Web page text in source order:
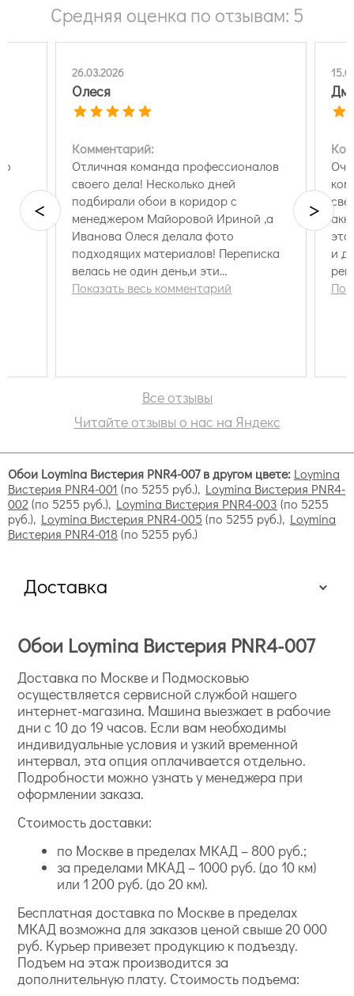
Средняя оценка по отзывам: 5
26.03.2026
Олеся
Комментарий:
Отличная команда профессионалов
своего дела! Несколько дней
подбирали обои в коридор с
менеджером Майоровой Ириной ,а
Иванова Олеся делала фото
подходящих материалов! Переписка
велась не один день,и эти
специалисты…
Показать весь комментарий
и
< >
Все отзывы
Читайте отзывы о нас на Яндекс
Обои Loymina Вистерия PNR4-007 в другом цвете: Loymina
Вистерия PNR4-001 (по 5255 руб.), Loymina Вистерия PNR4-
002 (по 5255 руб.), Loymina Вистерия PNR4-003 (по 5255
руб.), Loymina Вистерия PNR4-005 (по 5255 руб.), Loymina
Вистерия PNR4-018 (по 5255 руб.)
Доставка
Обои Loymina Вистерия PNR4-007
Доставка по Москве и Подмосковью
осуществляется сервисной службой нашего
интернет-магазина. Машина выезжает в рабочие
дни с 10 до 19 часов. Если вам необходимы
индивидуальные условия и узкий временной
интервал, эта опция оплачивается отдельно.
Подробности можно узнать у менеджера при
оформлении заказа.
Стоимость доставки:
по Москве в пределах МКАД – 800 руб.;
за пределами МКАД – 1000 руб. (до 10 км)
или 1 200 руб. (до 20 км).
Бесплатная доставка по Москве в пределах
МКАД возможна для заказов ценой свыше 20 000
руб. Курьер привезет продукцию к подъезду.
Подъем на этаж производится за
дополнительную плату. Стоимость подъема: